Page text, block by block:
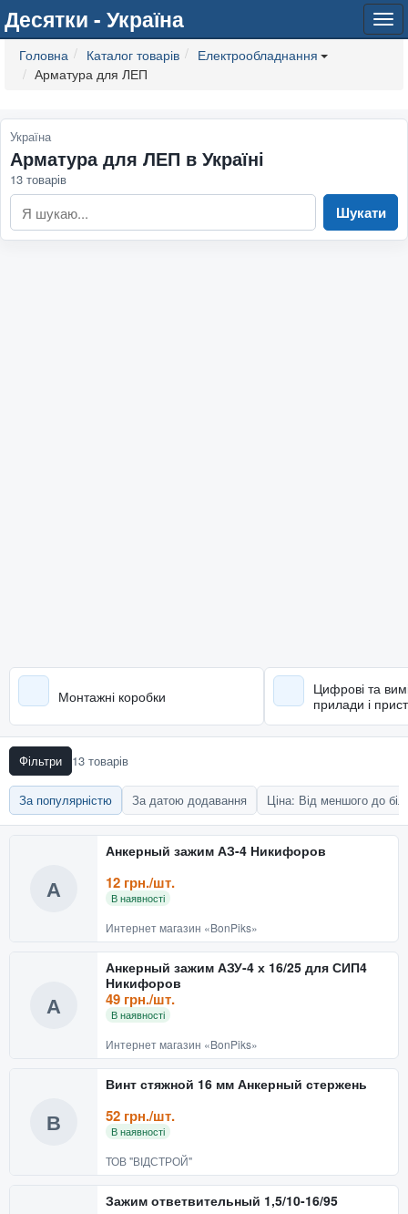
Десятки - Україна
Головна Каталог товарів
Електрообладнання
Арматура для ЛЕП
Україна
Арматура для ЛЕП в Україні
13 товарів
Шукати
Монтажні коробки
Цифрові та
прилади і
Фільтри 13 товарів
За популярністю За датою додавання Ціна: Від меншого до
А
Анкерный зажим АЗ-4 Никифоров
12 грн./шт.
В наявності
Интернет магазин «BonPiks»
А
Анкерный зажим АЗУ-4 х 16/25 для СИП4
Никифоров
49 грн./шт.
В наявності
Интернет магазин «BonPiks»
В
Винт стяжной 16 мм Анкерный стержень
52 грн./шт.
В наявності
ТОВ "ВІДСТРОЙ"
Зажим ответвительный 1,5/10-16/95